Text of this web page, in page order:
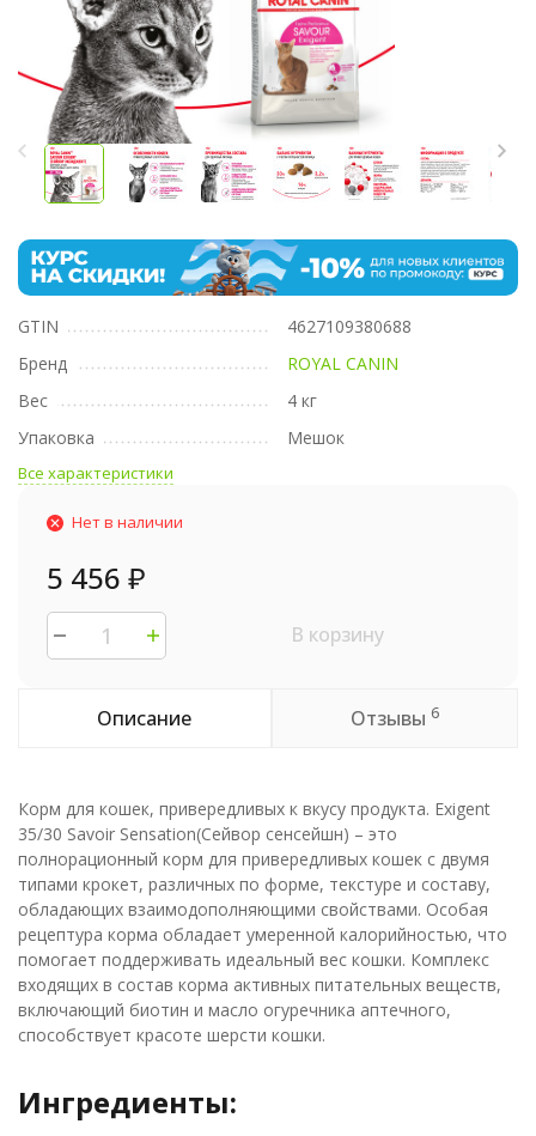
GTIN
4627109380688
Бренд
ROYAL CANIN
Вес
4 кг
Упаковка
Мешок
Все характеристики
Нет в наличии
5 456 ₽
В корзину
Описание Отзывы 6
Корм для кошек, привередливых к вкусу продукта. Exigent
35/30 Savoir Sensation(Сейвор сенсейшн) – это
полнорационный корм для привередливых кошек с двумя
типами крокет, различных по форме, текстуре и составу,
обладающих взаимодополняющими свойствами. Особая
рецептура корма обладает умеренной калорийностью, что
помогает поддерживать идеальный вес кошки. Комплекс
входящих в состав корма активных питательных веществ,
включающий биотин и масло огуречника аптечного,
способствует красоте шерсти кошки.
Ингредиенты: